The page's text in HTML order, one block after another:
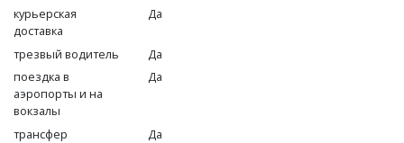
курьерская
доставка
Да
трезвый водитель
Да
поездка в
аэропорты и на
вокзалы
Да
трансфер Да